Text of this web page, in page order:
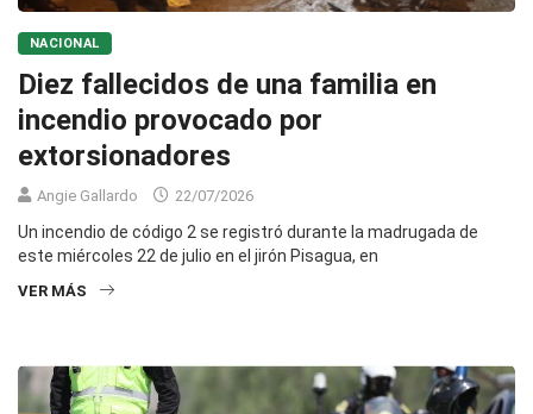
NACIONAL
Diez fallecidos de una familia en
incendio provocado por
extorsionadores
Angie Gallardo 22/07/2026
Un incendio de código 2 se registró durante la madrugada de
este miércoles 22 de julio en el jirón Pisagua, en
VER MÁS